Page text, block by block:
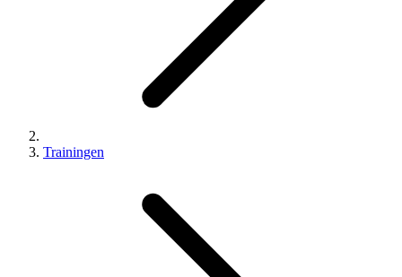
Trainingen